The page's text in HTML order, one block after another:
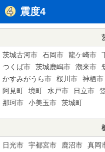
震度4
茨城古河市 石岡市 龍ケ崎市
つくば市
茨城鹿嶋市 潮来市
かすみがうら市
桜川市 神栖市
阿見町
境町 水戸市 日立市
那珂市
小美玉市 茨城町
日光市 宇都宮市 鹿沼市 真岡